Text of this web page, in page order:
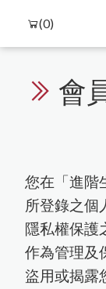
(0)
會
您在「進階
所登錄之個
隱私權保護
作為管理及
盜用或揭露